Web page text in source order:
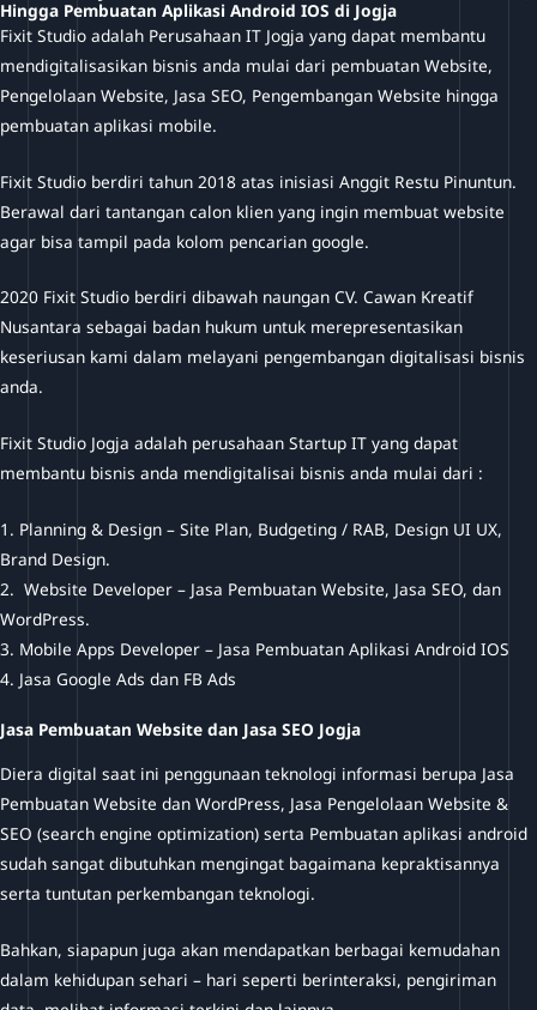
Hingga Pembuatan Aplikasi Android IOS di Jogja
Fixit Studio adalah Perusahaan IT Jogja yang dapat membantu
mendigitalisasikan bisnis anda mulai dari pembuatan Website,
Pengelolaan Website, Jasa SEO, Pengembangan Website hingga
pembuatan aplikasi mobile.
Fixit Studio berdiri tahun 2018 atas inisiasi Anggit Restu Pinuntun.
Berawal dari tantangan calon klien yang ingin membuat website
agar bisa tampil pada kolom pencarian google.
2020 Fixit Studio berdiri dibawah naungan CV. Cawan Kreatif
Nusantara sebagai badan hukum untuk merepresentasikan
keseriusan kami dalam melayani pengembangan digitalisasi bisnis
anda.
Fixit Studio Jogja adalah perusahaan Startup IT yang dapat
membantu bisnis anda mendigitalisai bisnis anda mulai dari :
1. Planning & Design – Site Plan, Budgeting / RAB, Design UI UX,
Brand Design.
2. Website Developer – Jasa Pembuatan Website, Jasa SEO, dan
WordPress.
3. Mobile Apps Developer – Jasa Pembuatan Aplikasi Android IOS
4. Jasa Google Ads dan FB Ads
Jasa Pembuatan Website dan Jasa SEO Jogja
Diera digital saat ini penggunaan teknologi informasi berupa Jasa
Pembuatan Website dan WordPress, Jasa Pengelolaan Website &
SEO (search engine optimization) serta Pembuatan aplikasi android
sudah sangat dibutuhkan mengingat bagaimana kepraktisannya
serta tuntutan perkembangan teknologi.
Bahkan, siapapun juga akan mendapatkan berbagai kemudahan
dalam kehidupan sehari – hari seperti berinteraksi, pengiriman